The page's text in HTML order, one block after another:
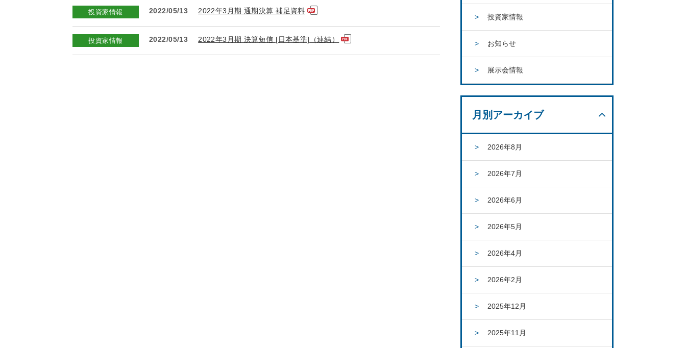
投資家情報 2022/05/13 2022年3月期 通期決算 補足資料
投資家情報 2022/05/13 2022年3月期 決算短信 [日本基準]（連結）
投資家情報
お知らせ
展示会情報
月別アーカイブ
2026年8月
2026年7月
2026年6月
2026年5月
2026年4月
2026年2月
2025年12月
2025年11月